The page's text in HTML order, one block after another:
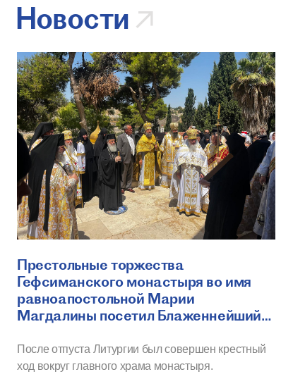
Новости
Престольные торжества
Гефсиманского монастыря во имя
равноапостольной Марии
Магдалины посетил Блаженнейший
После отпуста Литургии был совершен крестный
ход вокруг главного храма монастыря.